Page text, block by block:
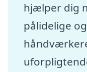
hjælper dig
pålidelige